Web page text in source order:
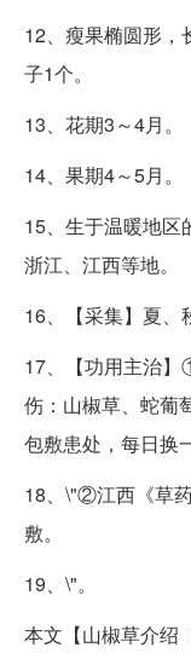
12、瘦果椭圆形，
子1个。
13、花期3～4月。
14、果期4～5月。
15、生于温暖地区
浙江、江西等地。
16、【采集】夏、
17、【功用主治
伤：山椒草、蛇葡
包敷患处，每日换
18、\"②江西《草
敷。
19、\"。
本文【山椒草介绍